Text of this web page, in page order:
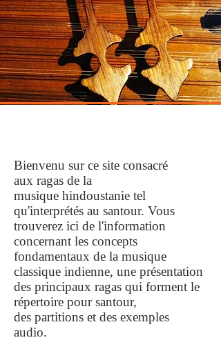
Bienvenu sur ce site consacré
aux ragas de la
musique hindoustanie tel
qu'interprétés au santour. Vous
trouverez ici de l'information
concernant les concepts
fondamentaux de la musique
classique indienne, une présentation
des principaux ragas qui forment le
répertoire pour santour,
des partitions et des exemples
audio.